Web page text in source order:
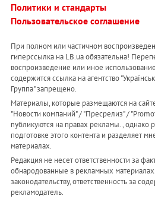
Политики и стандарты
Пользовательское соглашение
При полном или частичном
гиперссылка на LB.ua обязательна!
воспроизведение или иное
содержится ссылка на агентство
Группа" запрещено.
Материалы, которые размещаются на
"Новости компаний" / "Пресрелиз" /
публикуются на правах рекламы. , однако
подготовке этого контента и разделяет
материалах.
Редакция не несет ответственности за
обнародованные в рекламных
законодательству, ответственность за
рекламодатель.